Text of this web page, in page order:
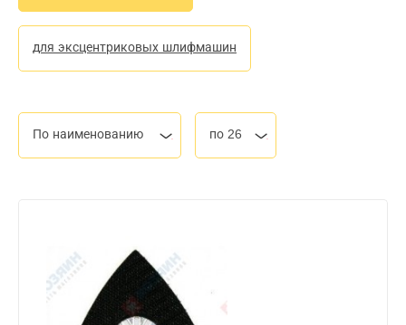
для эксцентриковых шлифмашин
По наименованию по 26